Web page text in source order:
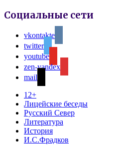
Социальные сети
vkontakte
twitter
youtube
zen-yandex
mail
12+
Лицейские беседы
Русский Север
Литература
История
И.С.Фрадков